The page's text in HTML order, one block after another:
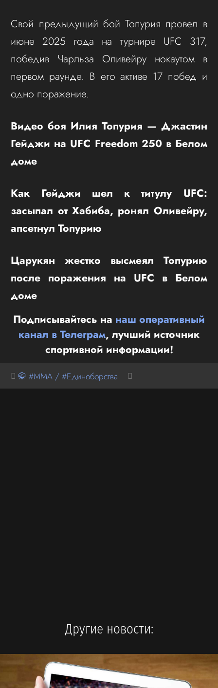
Свой предыдущий бой Топурия провел в
июне 2025 года на турнире UFC 317,
победив Чарльза Оливейру нокаутом в
первом раунде. В его активе 17 побед и
одно поражение.
Видео боя Илия Топурия — Джастин
Гейджи на UFC Freedom 250 в Белом
доме
Как Гейджи шел к титулу UFC:
засыпал от Хабиба, ронял Оливейру,
апсетнул Топурию
Царукян жестко высмеял Топурию
после поражения на UFC в Белом
доме
Подписывайтесь на наш оперативный
канал в Телеграм, лучший источник
спортивной информации!
🥋 #MMA / #Единоборства
Другие новости: